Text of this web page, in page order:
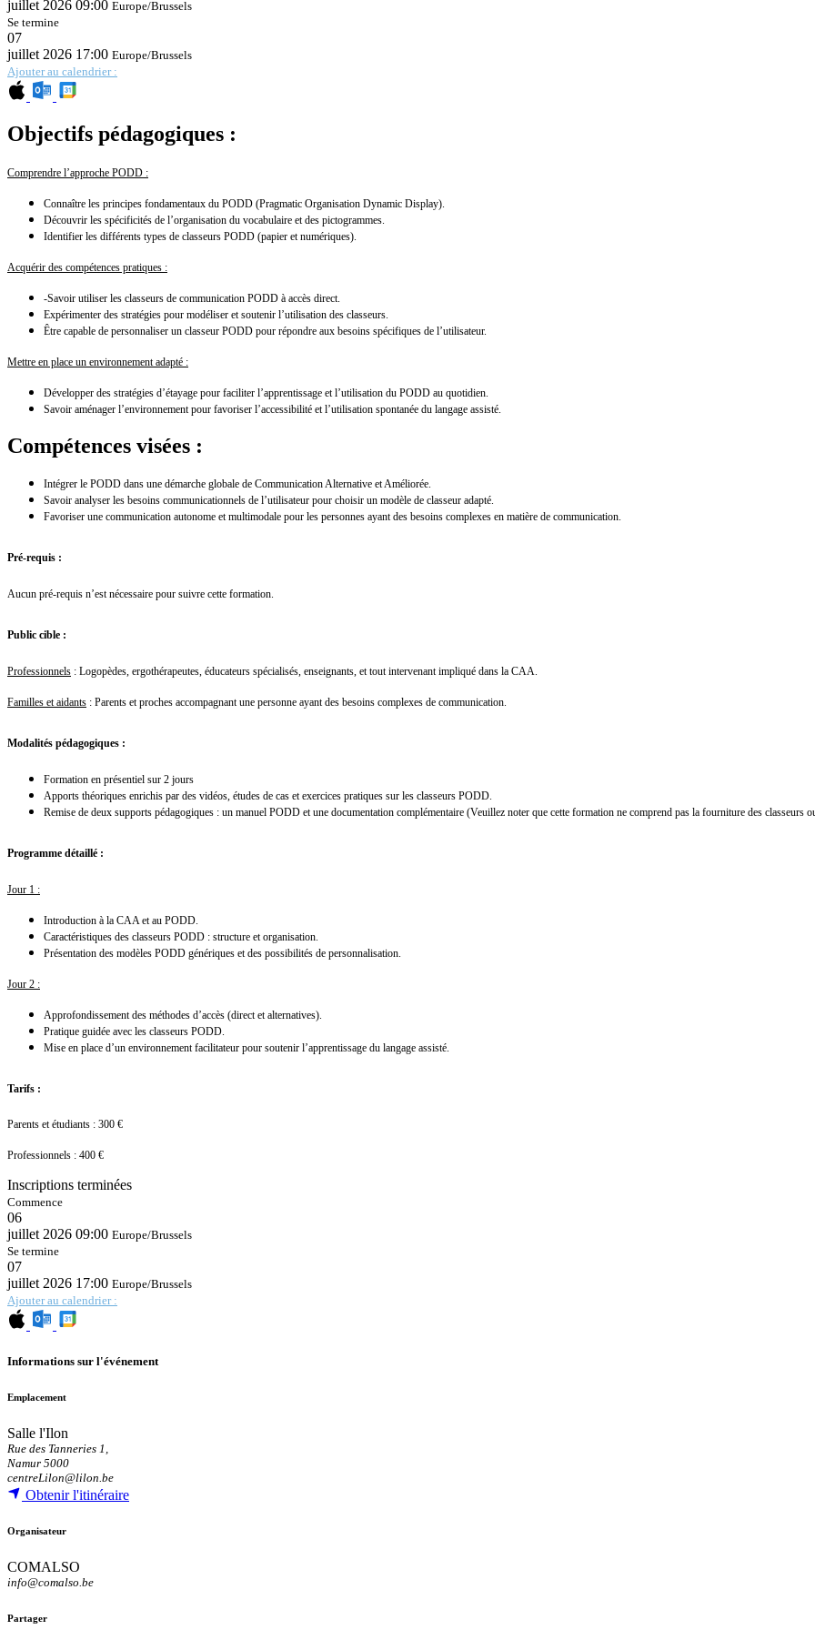
juillet 2026 09:00 Europe/Brussels
Se termine
07
juillet 2026 17:00 Europe/Brussels
Ajouter au calendrier :
Objectifs pédagogiques :
Comprendre l’approche PODD :
Connaître les principes fondamentaux du PODD (Pragmatic Organisation Dynamic Display).
Découvrir les spécificités de l’organisation du vocabulaire et des pictogrammes.
Identifier les différents types de classeurs PODD (papier et numériques).
Acquérir des compétences pratiques :
-Savoir utiliser les classeurs de communication PODD à accès direct.
Expérimenter des stratégies pour modéliser et soutenir l’utilisation des classeurs.
Être capable de personnaliser un classeur PODD pour répondre aux besoins spécifiques de l’utilisateur.
Mettre en place un environnement adapté :
Développer des stratégies d’étayage pour faciliter l’apprentissage et l’utilisation du PODD au quotidien.
Savoir aménager l’environnement pour favoriser l’accessibilité et l’utilisation spontanée du langage assisté.
Compétences visées :
Intégrer le PODD dans une démarche globale de Communication Alternative et Améliorée.
Savoir analyser les besoins communicationnels de l’utilisateur pour choisir un modèle de classeur adapté.
Favoriser une communication autonome et multimodale pour les personnes ayant des besoins complexes en matière de communication.
Pré-requis :
Aucun pré-requis n’est nécessaire pour suivre cette formation.
Public cible :
Professionnels : Logopèdes, ergothérapeutes, éducateurs spécialisés, enseignants, et tout intervenant impliqué dans la CAA.
Familles et aidants : Parents et proches accompagnant une personne ayant des besoins complexes de communication.
Modalités pédagogiques :
Formation en présentiel sur 2 jours
Apports théoriques enrichis par des vidéos, études de cas et exercices pratiques sur les classeurs PODD.
Remise de deux supports pédagogiques : un manuel PODD et une documentation complémentaire (Veuillez noter que cette formation ne comprend pas la fourniture des classeurs
Programme détaillé :
Jour 1 :
Introduction à la CAA et au PODD.
Caractéristiques des classeurs PODD : structure et organisation.
Présentation des modèles PODD génériques et des possibilités de personnalisation.
Jour 2 :
Approfondissement des méthodes d’accès (direct et alternatives).
Pratique guidée avec les classeurs PODD.
Mise en place d’un environnement facilitateur pour soutenir l’apprentissage du langage assisté.
Tarifs :
Parents et étudiants : 300 €
Professionnels : 400 €
Inscriptions terminées
Commence
06
juillet 2026 09:00 Europe/Brussels
Se termine
07
juillet 2026 17:00 Europe/Brussels
Ajouter au calendrier :
Informations sur l'événement
Emplacement
Salle l'Ilon
Rue des Tanneries 1,
Namur 5000
centreLilon@lilon.be
Obtenir l'itinéraire
Organisateur
COMALSO
info@comalso.be
Partager